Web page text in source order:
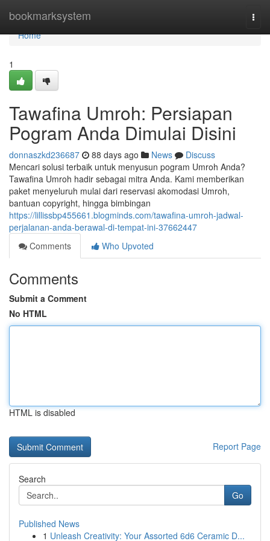
bookmarksystem
Home
Home
1
Tawafina Umroh: Persiapan
Pogram Anda Dimulai Disini
donnaszkd236687 88 days ago News
Discuss
Mencari solusi terbaik untuk menyusun pogram Umroh Anda?
Tawafina Umroh hadir sebagai mitra Anda. Kami memberikan
paket menyeluruh mulai dari reservasi akomodasi Umroh,
bantuan copyright, hingga bimbingan
https://lillissbp455661.blogminds.com/tawafina-umroh-jadwal-
perjalanan-anda-berawal-di-tempat-ini-37662447
Comments
Who Upvoted
Comments
Submit a Comment
No HTML
HTML is disabled
Report Page
Search
Go
Published News
1 Unleash Creativity: Your Assorted 6d6 Ceramic D...